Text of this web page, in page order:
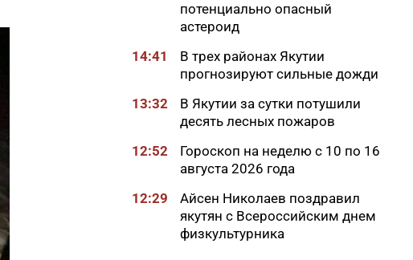
потенциально опасный
астероид
14:41
В трех районах Якутии
прогнозируют сильные дожди
13:32
В Якутии за сутки потушили
десять лесных пожаров
12:52
Гороскоп на неделю с 10 по 16
августа 2026 года
12:29
Айсен Николаев поздравил
якутян с Всероссийским днем
физкультурника